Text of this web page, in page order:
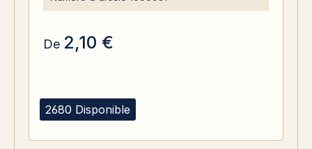
2680 Disponible
De 2,10 €